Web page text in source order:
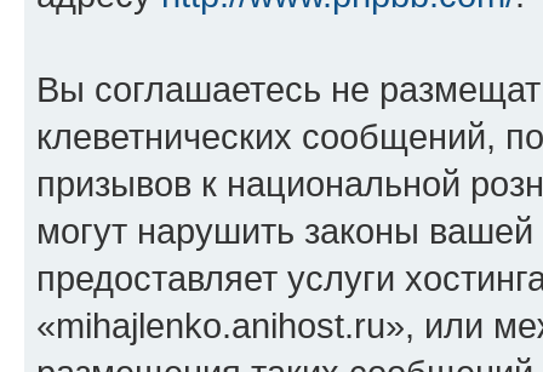
Вы соглашаетесь не
клеветнических сообщений,
призывов к национальной
могут нарушить законы
предоставляет услуги
«mihajlenko.anihost.ru», или